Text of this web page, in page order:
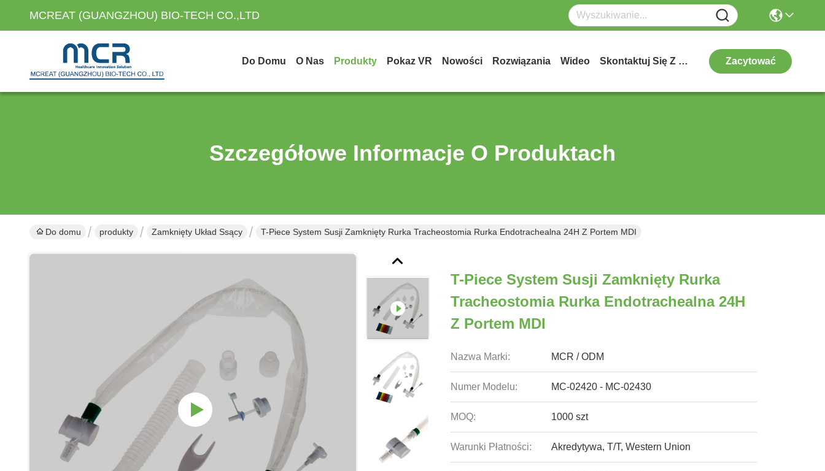
MCREAT (GUANGZHOU) BIO-TECH CO.,LTD
Do Domu O Nas Produkty Pokaz VR Nowości Rozwiązania Wideo Skontaktuj Się Z Nami Zacytować
Szczegółowe Informacje O Produktach
Do domu produkty Zamknięty Układ Ssący T-Piece System Susji Zamknięty Rurka Tracheostomia Rurka Endotrachealna 24H Z Portem MDI
T-Piece System Susji Zamknięty Rurka
Tracheostomia Rurka Endotrachealna 24H
Z Portem MDI
Nazwa Marki: MCR / ODM
Numer Modelu: MC-02420 - MC-02430
MOQ: 1000 szt
Warunki Płatności: Akredytywa, T/T, Western Union